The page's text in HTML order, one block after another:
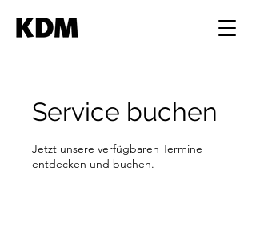
Service buchen
Jetzt unsere verfügbaren Termine
entdecken und buchen.